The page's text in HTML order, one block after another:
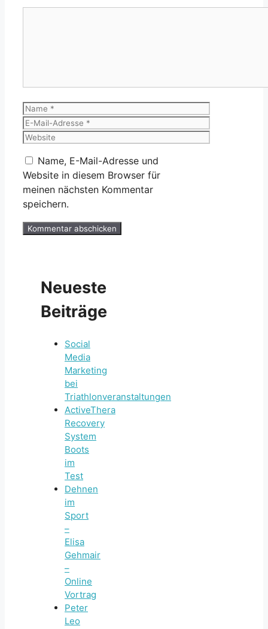
Name
E-
Mail-
Website
Name, E-Mail-Adresse und
Website in diesem Browser für
meinen nächsten Kommentar
speichern.
Neueste
Beiträge
Social
Media
Marketing
bei
Triathlonveranstaltungen
ActiveThera
Recovery
System
Boots
im
Test
Dehnen
im
Sport
–
Elisa
Gehmair
–
Online
Vortrag
Peter
Leo